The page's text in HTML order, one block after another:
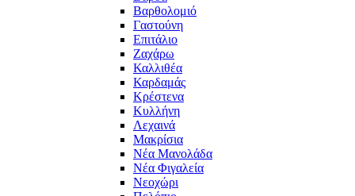
Βαρθολομιό
Γαστούνη
Επιτάλιο
Ζαχάρω
Καλλιθέα
Καρδαμάς
Κρέστενα
Κυλλήνη
Λεχαινά
Μακρίσια
Νέα Μανολάδα
Νέα Φιγαλεία
Νεοχώρι